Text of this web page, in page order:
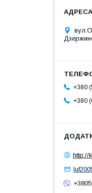
+380
+380
http://